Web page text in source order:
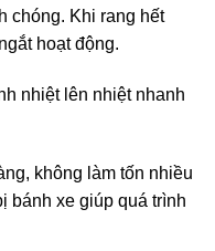
chóng. Khi rang hết
hoạt động.
nhiệt lên nhiệt nhanh
không làm tốn nhiều
bánh xe giúp quá trình